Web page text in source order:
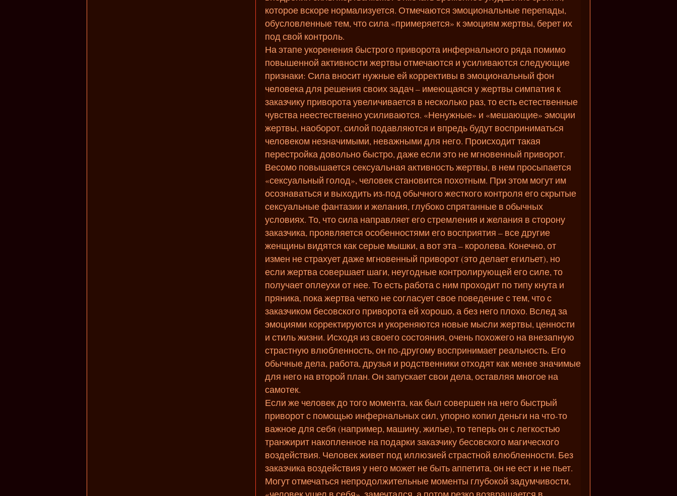
которое вскоре нормализуется. Отмечаются эмоциональные перепады,
обусловленные тем, что сила «примеряется» к эмоциям жертвы, берет их
под свой контроль.
На этапе укоренения быстрого приворота инфернального ряда помимо
повышенной активности жертвы отмечаются и усиливаются следующие
признаки: Сила вносит нужные ей коррективы в эмоциональный фон
человека для решения своих задач – имеющаяся у жертвы симпатия к
заказчику приворота увеличивается в несколько раз, то есть естественные
чувства неестественно усиливаются. «Ненужные» и «мешающие» эмоции
жертвы, наоборот, силой подавляются и впредь будут восприниматься
человеком незначимыми, неважными для него. Происходит такая
перестройка довольно быстро, даже если это не мгновенный приворот.
Весомо повышается сексуальная активность жертвы, в нем просыпается
«сексуальный голод», человек становится похотным. При этом могут им
осознаваться и выходить из-под обычного жесткого контроля его скрытые
сексуальные фантазии и желания, глубоко спрятанные в обычных
условиях. То, что сила направляет его стремления и желания в сторону
заказчика, проявляется особенностями его восприятия – все другие
женщины видятся как серые мышки, а вот эта – королева. Конечно, от
измен не страхует даже мгновенный приворот (это делает егильет), но
если жертва совершает шаги, неугодные контролирующей его силе, то
получает оплеухи от нее. То есть работа с ним проходит по типу кнута и
пряника, пока жертва четко не согласует свое поведение с тем, что с
заказчиком бесовского приворота ей хорошо, а без него плохо. Вслед за
эмоциями корректируются и укореняются новые мысли жертвы, ценности
и стиль жизни. Исходя из своего состояния, очень похожего на внезапную
страстную влюбленность, он по-другому воспринимает реальность. Его
обычные дела, работа, друзья и родственники отходят как менее значимые
для него на второй план. Он запускает свои дела, оставляя многое на
самотек.
Если же человек до того момента, как был совершен на него быстрый
приворот с помощью инфернальных сил, упорно копил деньги на что-то
важное для себя (например, машину, жилье), то теперь он с легкостью
транжирит накопленное на подарки заказчику бесовского магического
воздействия. Человек живет под иллюзией страстной влюбленности. Без
заказчика воздействия у него может не быть аппетита, он не ест и не пьет.
Могут отмечаться непродолжительные моменты глубокой задумчивости,